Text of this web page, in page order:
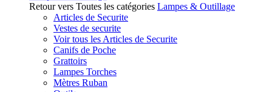
Retour vers Toutes les catégories Lampes & Outillage
Articles de Securite
Vestes de securite
Voir tous les Articles de Securite
Canifs de Poche
Grattoirs
Lampes Torches
Mètres Ruban